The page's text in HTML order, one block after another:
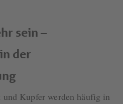
sein –
der
Kupfer werden häufig in